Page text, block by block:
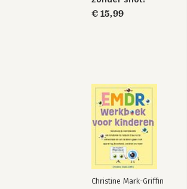
€ 15,99
Christine Mark-Griffin